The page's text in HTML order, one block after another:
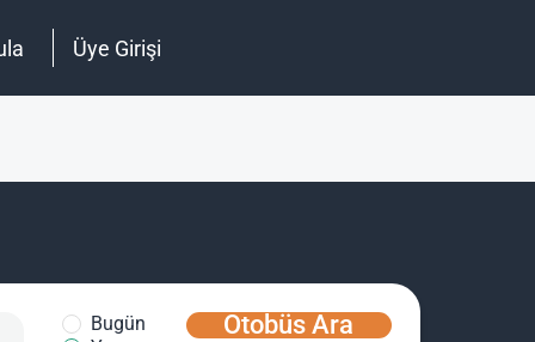
Üye Girişi
Bugün
Otobüs Ara